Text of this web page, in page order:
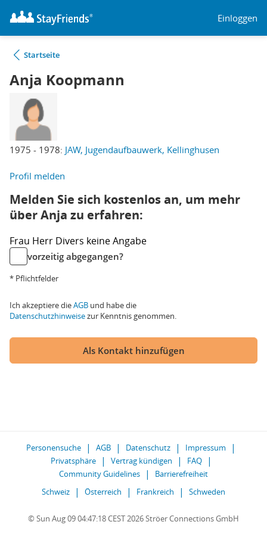
Einloggen
Startseite
Anja Koopmann
1975 - 1978: JAW, Jugendaufbauwerk, Kellinghusen
Profil melden
Melden Sie sich kostenlos an, um mehr
über Anja zu erfahren:
Frau Herr Divers keine Angabe
vorzeitig abgegangen?
* Pflichtfelder
Ich akzeptiere dieAGB und habe die
Datenschutzhinweisezur Kenntnis genommen.
Als Kontakt hinzufügen
Personensuche AGB Datenschutz
Impressum
Privatsphäre
Vertrag kündigen
FAQ
Community Guidelines
Barrierefreiheit
Schweiz
Österreich Frankreich Schweden
© Sun Aug 09 04:47:18 CEST 2026 Ströer Connections GmbH